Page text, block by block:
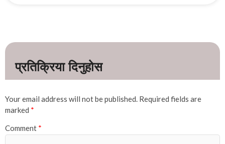
Your email address will not be published. Required fields are
marked *
Comment *